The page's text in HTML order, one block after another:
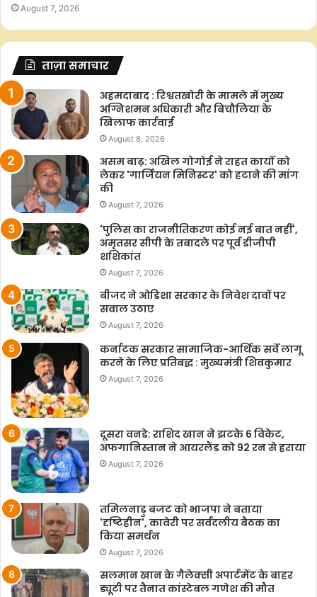
August 7, 2026
ताज़ा समाचार
अहमदाबाद : रिश्वतखोरी के मामले में मुख्य
अग्निशमन अधिकारी और बिचौलिया के
खिलाफ कार्रवाई
August 8, 2026
असम बाढ़: अखिल गोगोई ने राहत कार्यों को
लेकर 'गार्जियन मिनिस्टर' को हटाने की मांग
की
August 7, 2026
'पुलिस का राजनीतिकरण कोई नई बात नहीं',
अमृतसर सीपी के तबादले पर पूर्व डीजीपी
शशिकांत
August 7, 2026
बीजद ने ओडिशा सरकार के निवेश दावों पर
सवाल उठाए
August 7, 2026
कर्नाटक सरकार सामाजिक-आर्थिक सर्वे लागू
करने के लिए प्रतिबद्ध : मुख्यमंत्री शिवकुमार
August 7, 2026
दूसरा वनडे: राशिद खान ने झटके 6 विकेट,
अफगानिस्तान ने आयरलैंड को 92 रन से हराया
August 7, 2026
तमिलनाडु बजट को भाजपा ने बताया
'दृष्टिहीन', कावेरी पर सर्वदलीय बैठक का
किया समर्थन
August 7, 2026
सलमान खान के गैलेक्सी अपार्टमेंट के बाहर
ड्यूटी पर तैनात कांस्टेबल गणेश की मौत